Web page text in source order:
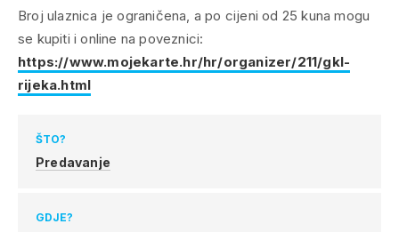
Broj ulaznica je ograničena, a po cijeni od 25 kuna mogu
se kupiti i online na poveznici:
https://www.mojekarte.hr/hr/organizer/211/gkl-
rijeka.html
ŠTO?
Predavanje
GDJE?